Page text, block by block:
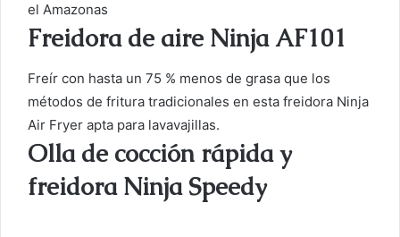
el Amazonas
Freidora de aire Ninja AF101
Freír con hasta un 75 % menos de grasa que los
métodos de fritura tradicionales en esta freidora Ninja
Air Fryer apta para lavavajillas.
Olla de cocción rápida y
freidora Ninja Speedy